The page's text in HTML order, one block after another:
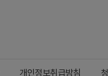
개인정보취급방침